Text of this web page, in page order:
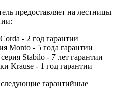
предоставляет на лестницы
- 2 год гарантии
Monto - 5 года гарантии
Stabilo - 7 лет гарантии
Krause - 1 год гарантии
гарантийные